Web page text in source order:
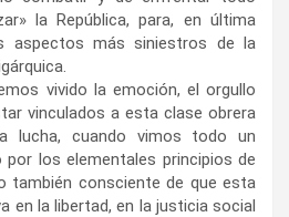
la República, para, en última
aspectos más siniestros de la
vivido la emoción, el orgullo
vinculados a esta clase obrera
lucha, cuando vimos todo un
los elementales principios de
también consciente de que esta
en la libertad, en la justicia social